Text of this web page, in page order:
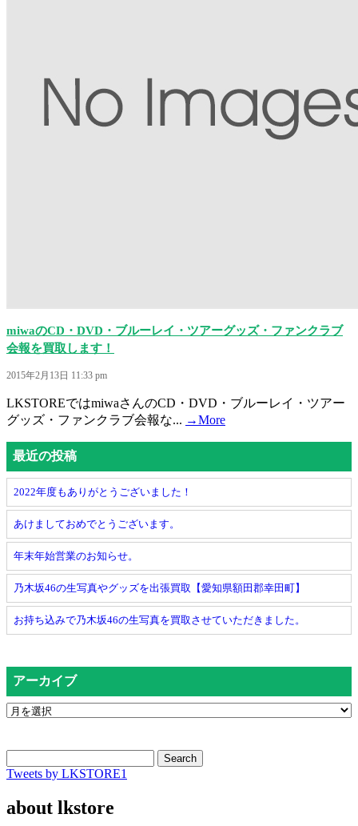
miwaのCD・DVD・ブルーレイ・ツアーグッズ・ファンクラブ
会報を買取します！
2015年2月13日 11:33 pm
LKSTOREではmiwaさんのCD・DVD・ブルーレイ・ツアー
グッズ・ファンクラブ会報な... →More
最近の投稿
2022年度もありがとうございました！
あけましておめでとうございます。
年末年始営業のお知らせ。
乃木坂46の生写真やグッズを出張買取【愛知県額田郡幸田町】
お持ち込みで乃木坂46の生写真を買取させていただきました。
アーカイブ
Search
Tweets by LKSTORE1
about lkstore